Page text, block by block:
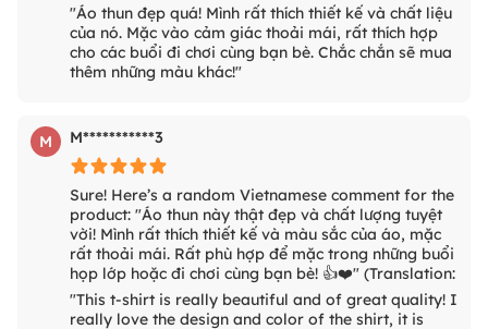
"Áo thun đẹp quá! Mình rất thích thiết kế và chất liệu
của nó. Mặc vào cảm giác thoải mái, rất thích hợp
cho các buổi đi chơi cùng bạn bè. Chắc chắn sẽ mua
thêm những màu khác!"
M M***********3
Sure! Here’s a random Vietnamese comment for the
product: "Áo thun này thật đẹp và chất lượng tuyệt
vời! Mình rất thích thiết kế và màu sắc của áo, mặc
rất thoải mái. Rất phù hợp để mặc trong những buổi
họp lớp hoặc đi chơi cùng bạn bè! 👍❤️" (Translation:
"This t-shirt is really beautiful and of great quality! I
really love the design and color of the shirt, it is